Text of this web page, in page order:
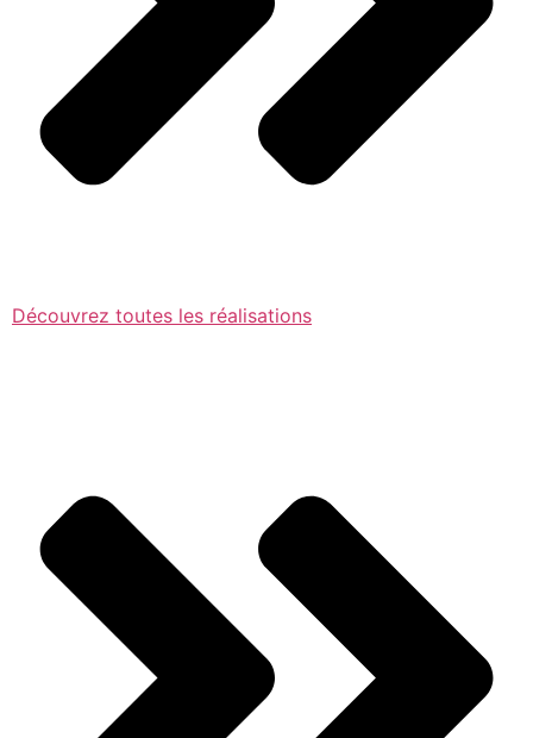
Découvrez toutes les réalisations